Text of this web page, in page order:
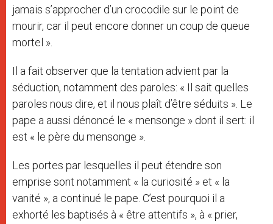
jamais s’approcher d’un crocodile sur le point de
mourir, car il peut encore donner un coup de queue
mortel ».
Il a fait observer que la tentation advient par la
séduction, notamment des paroles: « Il sait quelles
paroles nous dire, et il nous plaît d’être séduits ». Le
pape a aussi dénoncé le « mensonge » dont il sert: il
est « le père du mensonge ».
Les portes par lesquelles il peut étendre son
emprise sont notamment « la curiosité » et « la
vanité », a continué le pape. C’est pourquoi il a
exhorté les baptisés à « être attentifs », à « prier,